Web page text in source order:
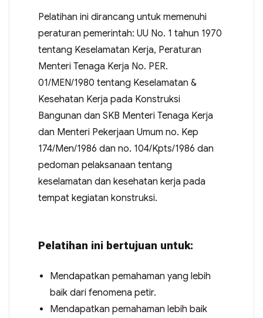
Pelatihan ini dirancang untuk memenuhi
peraturan pemerintah: UU No. 1 tahun 1970
tentang Keselamatan Kerja, Peraturan
Menteri Tenaga Kerja No. PER.
01/MEN/1980 tentang Keselamatan &
Kesehatan Kerja pada Konstruksi
Bangunan dan SKB Menteri Tenaga Kerja
dan Menteri Pekerjaan Umum no. Kep
174/Men/1986 dan no. 104/Kpts/1986 dan
pedoman pelaksanaan tentang
keselamatan dan kesehatan kerja pada
tempat kegiatan konstruksi.
Pelatihan ini bertujuan untuk:
Mendapatkan pemahaman yang lebih
baik dari fenomena petir.
Mendapatkan pemahaman lebih baik